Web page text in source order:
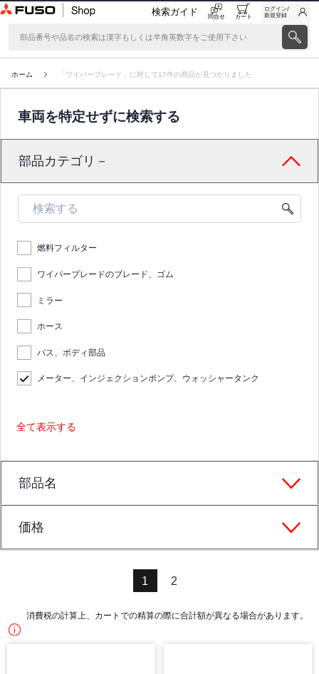
検索ガイド 問合せ カート
ログイン/
新規登録
ホーム 「ワイパーブレード」に対して17件の商品が見つかりました
車両を特定せずに検索する
部品カテゴリ－
燃料フィルター
ワイパーブレードのブレード、ゴム
ミラー
ホース
バス、ボディ部品
メーター、インジェクションポンプ、ウォッシャータンク
全て表示する
部品名
価格
1 2
消費税の計算上、カートでの精算の際に合計額が異なる場合があります。